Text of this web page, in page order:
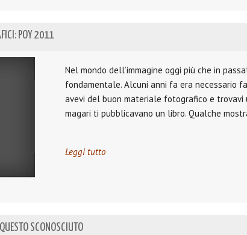
POY 2011
Nel mondo dell’immagine oggi più che in
fondamentale. Alcuni anni fa era necessario
avevi del buon materiale fotografico e
magari ti pubblicavano un libro. Qualche
Leggi tutto
SCONOSCIUTO